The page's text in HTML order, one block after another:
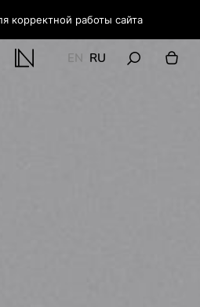
корректной работы сайта
EN RU